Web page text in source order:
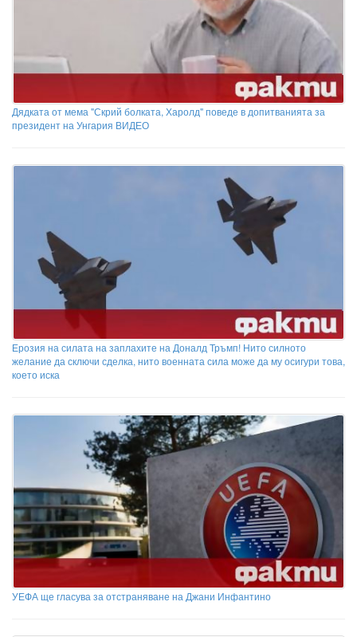
Дядката от мема "Скрий болката, Харолд" поведе в допитванията за
президент на Унгария ВИДЕО
Ерозия на силата на заплахите на Доналд Тръмп! Нито силното
желание да сключи сделка, нито военната сила може да му осигури това,
което иска
УЕФА ще гласува за отстраняване на Джани Инфантино